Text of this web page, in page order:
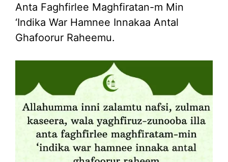
Anta Faghfirlee Maghfiratan-m Min
‘Indika War Hamnee Innakaa Antal
Ghafoorur Raheemu.